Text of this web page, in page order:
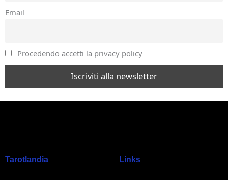
Email
Procedendo accetti la privacy policy
Tarotlandia Links